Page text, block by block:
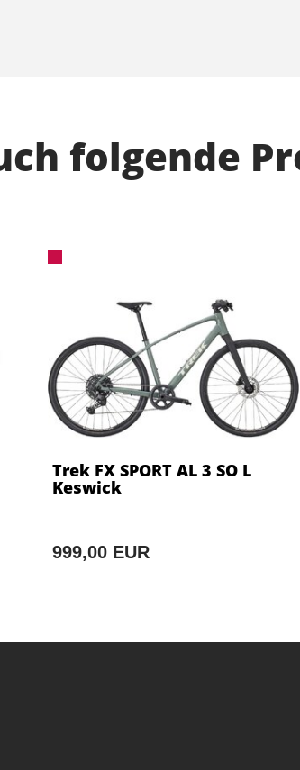
folgende
Trek FX SPORT AL 3 SO L
Keswick
999,00 EUR